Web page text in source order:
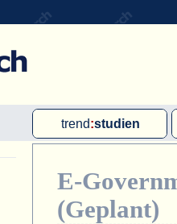
trend:studien
Single-Client-Studien
Internationale Markt Reports
E-
(Geplant)